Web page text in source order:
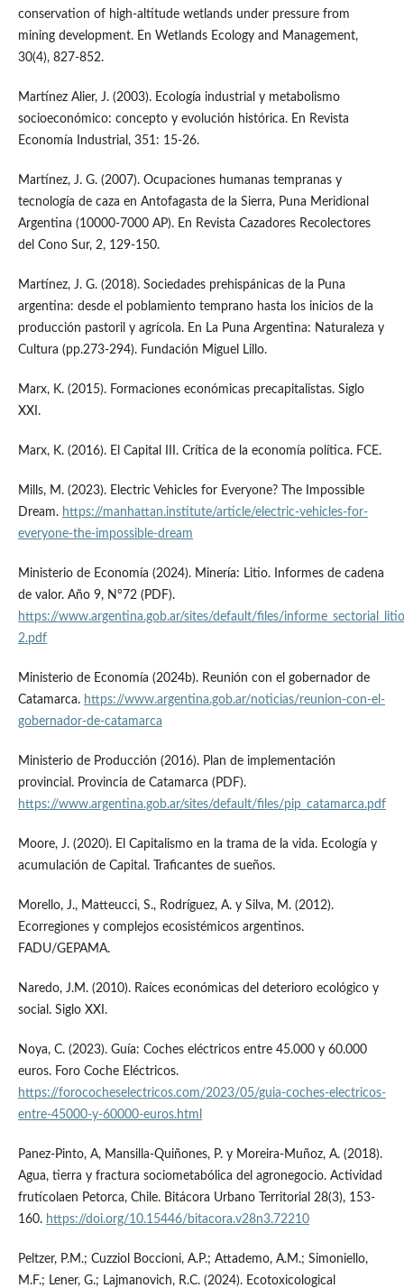
conservation of high-altitude wetlands under pressure from
mining development. En Wetlands Ecology and Management,
30(4), 827-852.
Martínez Alier, J. (2003). Ecología industrial y metabolismo
socioeconómico: concepto y evolución histórica. En Revista
Economía Industrial, 351: 15-26.
Martínez, J. G. (2007). Ocupaciones humanas tempranas y
tecnología de caza en Antofagasta de la Sierra, Puna Meridional
Argentina (10000-7000 AP). En Revista Cazadores Recolectores
del Cono Sur, 2, 129-150.
Martínez, J. G. (2018). Sociedades prehispánicas de la Puna
argentina: desde el poblamiento temprano hasta los inicios de la
producción pastoril y agrícola. En La Puna Argentina: Naturaleza y
Cultura (pp.273-294). Fundación Miguel Lillo.
Marx, K. (2015). Formaciones económicas precapitalistas. Siglo
XXI.
Marx, K. (2016). El Capital III. Crítica de la economía política. FCE.
Mills, M. (2023). Electric Vehicles for Everyone? The Impossible
Dream. https://manhattan.institute/article/electric-vehicles-for-
everyone-the-impossible-dream
Ministerio de Economía (2024). Minería: Litio. Informes de cadena
de valor. Año 9, N°72 (PDF).
https://www.argentina.gob.ar/sites/default/files/
2.pdf
Ministerio de Economía (2024b). Reunión con el gobernador de
Catamarca. https://www.argentina.gob.ar/noticias/reunion-con-el-
gobernador-de-catamarca
Ministerio de Producción (2016). Plan de implementación
provincial. Provincia de Catamarca (PDF).
https://www.argentina.gob.ar/sites/default/files/pip_catamarca.pdf
Moore, J. (2020). El Capitalismo en la trama de la vida. Ecología y
acumulación de Capital. Traficantes de sueños.
Morello, J., Matteucci, S., Rodríguez, A. y Silva, M. (2012).
Ecorregiones y complejos ecosistémicos argentinos.
FADU/GEPAMA.
Naredo, J.M. (2010). Raíces económicas del deterioro ecológico y
social. Siglo XXI.
Noya, C. (2023). Guía: Coches eléctricos entre 45.000 y 60.000
euros. Foro Coche Eléctricos.
https://forococheselectricos.com/2023/05/guia-coches-electricos-
entre-45000-y-60000-euros.html
Panez-Pinto, A, Mansilla-Quiñones, P. y Moreira-Muñoz, A. (2018).
Agua, tierra y fractura sociometabólica del agronegocio. Actividad
frutícolaen Petorca, Chile. Bitácora Urbano Territorial 28(3), 153-
160. https://doi.org/10.15446/bitacora.v28n3.72210
Peltzer, P.M.; Cuzziol Boccioni, A.P.; Attademo, A.M.; Simoniello,
M.F.; Lener, G.; Lajmanovich, R.C. (2024). Ecotoxicological